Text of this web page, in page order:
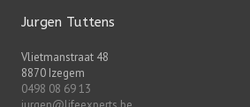
Jurgen Tuttens
Vlietmanstraat 48
8870 Izegem
0498 08 69 13